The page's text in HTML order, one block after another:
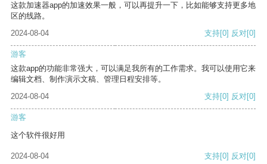
这款加速器app的加速效果一般，可以再提升一下，比如能够支持更多地
区的线路。
2024-08-04
支持[0] 反对[0]
游客
这款app的功能非常强大，可以满足我所有的工作需求。我可以使用它来
编辑文档、制作演示文稿、管理日程安排等。
2024-08-04
支持[0] 反对[0]
游客
这个软件很好用
2024-08-04 支持[0] 反对[0]